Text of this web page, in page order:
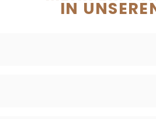
IN
daran, Ihnen Ihre